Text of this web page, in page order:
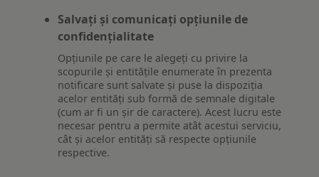
Salvați și comunicați opțiunile de
confidențialitate
Opțiunile pe care le alegeți cu privire la
scopurile și entitățile enumerate în prezenta
notificare sunt salvate și puse la dispoziția
acelor entități sub formă de semnale digitale
(cum ar fi un șir de caractere). Acest lucru este
necesar pentru a permite atât acestui serviciu,
cât și acelor entități să respecte opțiunile
respective.